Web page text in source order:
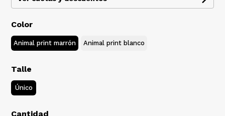
Color
Animal print marrón Animal print blanco
Talle
Único
Cantidad